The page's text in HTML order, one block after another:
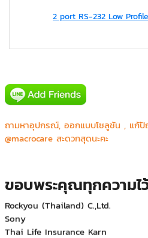
2 port RS-232 Low
ถามหาอุปกรณ์, ออกแบบโซลูชัน , แก้
@macrocare สะดวกสุดนะคะ
ขอบพระคุณทุกความไ
CGS Asia Co.,Ltd.
Honda R&D Asia Pacific Co.,Ltd.
Mecomb (Thailand) Limited
Rockyou (Thailand) C.,Ltd.
Sony
Thai Life Insurance Karn
Thai life Insurance Maya Chiangmail